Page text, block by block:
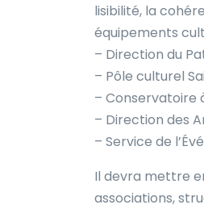
lisibilité, la
équipements
– Direction du
– Pôle culturel
– Conservatoire
– Direction des
– Service de
Il devra mettre
associations,